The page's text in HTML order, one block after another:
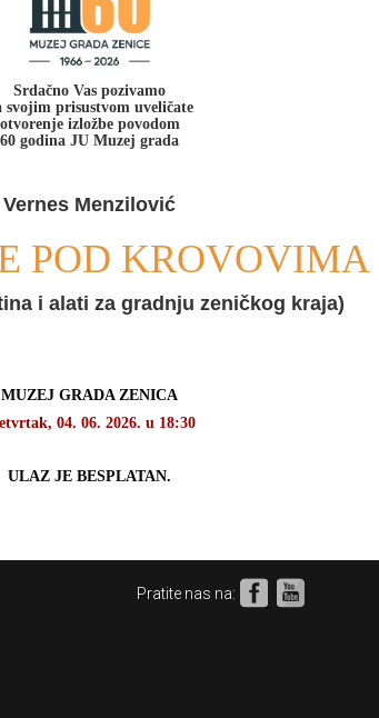
Srdačno Vas pozivamo
svojim prisustvom uveličate
otvorenje izložbe povodom
60 godina JU Muzej grada
Vernes Menzilović
POD KROVOVIMA
i alati za gradnju zeničkog kraja)
MUZEJ GRADA ZENICA
04. 06. 2026. u 18:30
ULAZ JE BESPLATAN.
Pratite nas na: